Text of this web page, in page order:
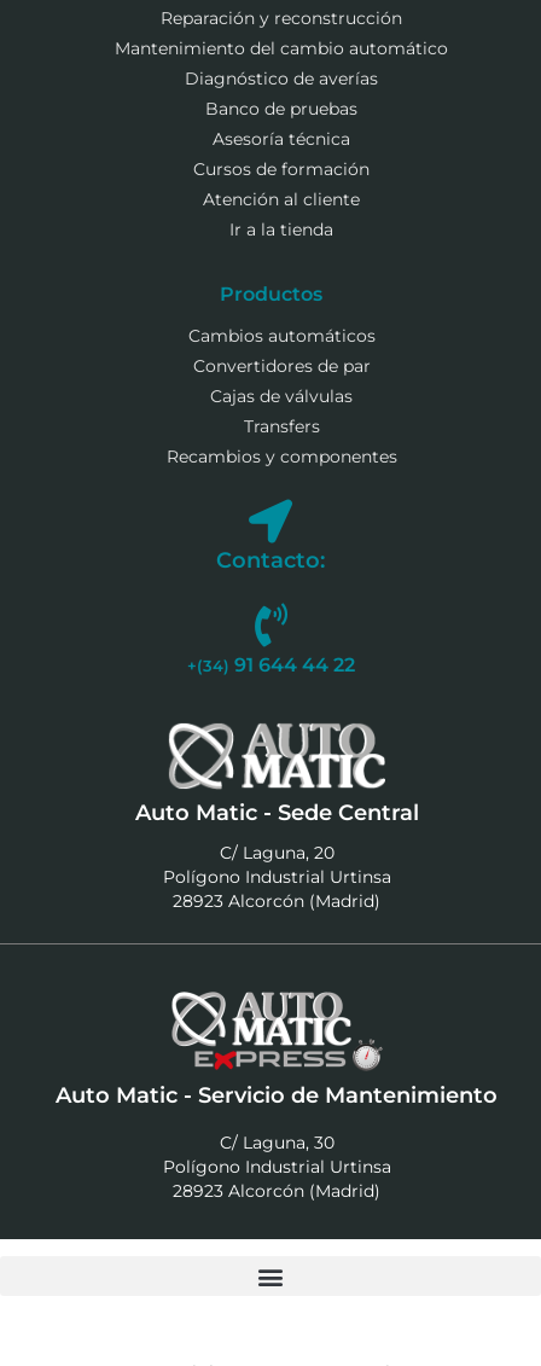
Reparación y reconstrucción
Mantenimiento del cambio automático
Diagnóstico de averías
Banco de pruebas
Asesoría técnica
Cursos de formación
Atención al cliente
Ir a la tienda
Productos
Cambios automáticos
Convertidores de par
Cajas de válvulas
Transfers
Recambios y componentes
Contacto:
+(34) 91 644 44 22
Auto Matic - Sede Central
C/ Laguna, 20
Polígono Industrial Urtinsa
28923 Alcorcón (Madrid)
Auto Matic - Servicio de Mantenimiento
C/ Laguna, 30
Polígono Industrial Urtinsa
28923 Alcorcón (Madrid)